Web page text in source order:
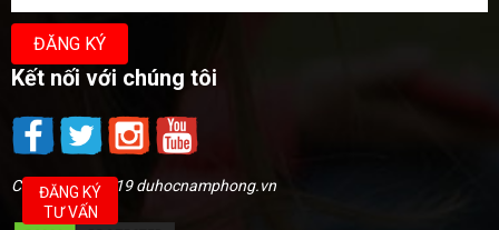
Kết nối với chúng tôi
Copyright @2019 duhocnamphong.vn
ĐĂNG KÝ
TƯ VẤN